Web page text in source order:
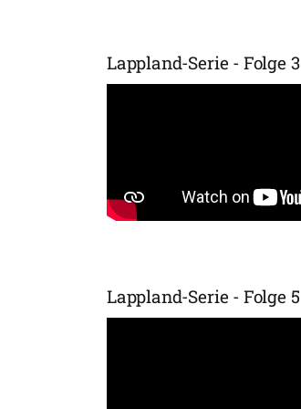
Lappland-Serie - Folge 3
Lappland-Serie - Folge 5